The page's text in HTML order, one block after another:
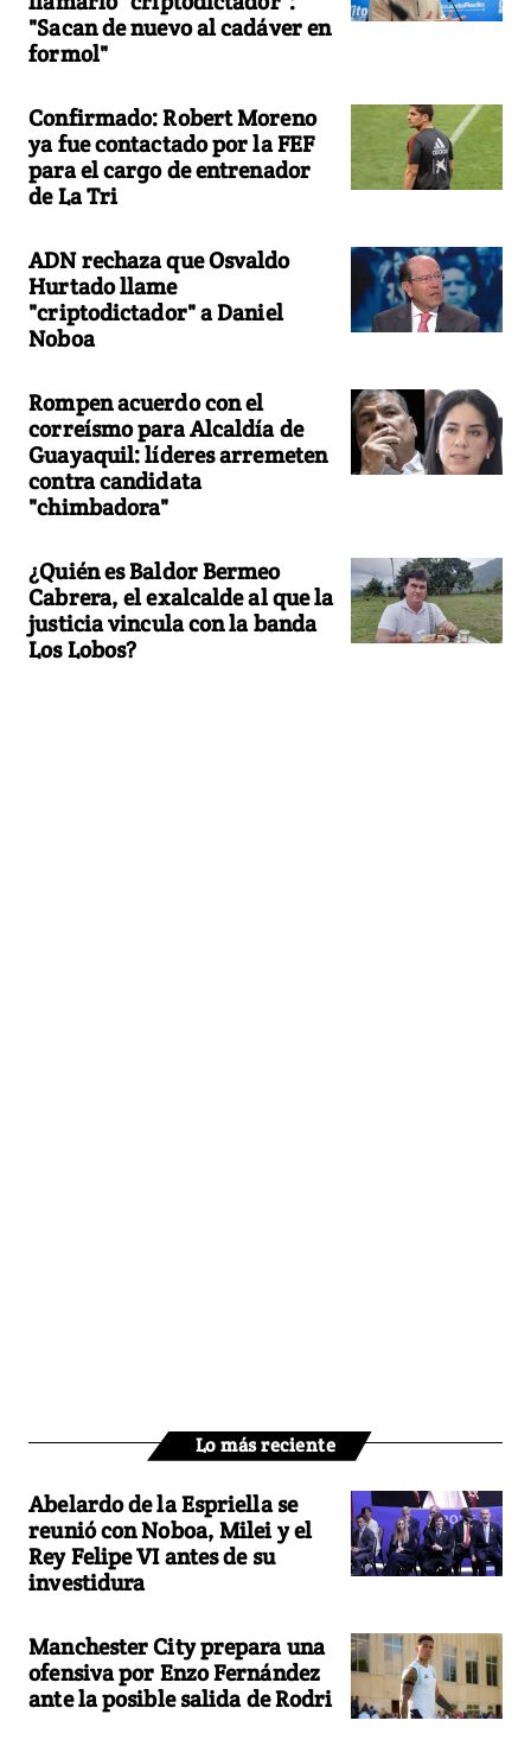
"Sacan de nuevo al cadáver en
formol"
Confirmado: Robert Moreno
ya fue contactado por la FEF
para el cargo de entrenador
de La Tri
ADN rechaza que Osvaldo
Hurtado llame
"criptodictador" a Daniel
Noboa
Rompen acuerdo con el
correísmo para Alcaldía de
Guayaquil: líderes arremeten
contra candidata
"chimbadora"
¿Quién es Baldor Bermeo
Cabrera, el exalcalde al que la
justicia vincula con la banda
Los Lobos?
Lo más reciente
Abelardo de la Espriella se
reunió con Noboa, Milei y el
Rey Felipe VI antes de su
investidura
Manchester City prepara una
ofensiva por Enzo Fernández
ante la posible salida de Rodri